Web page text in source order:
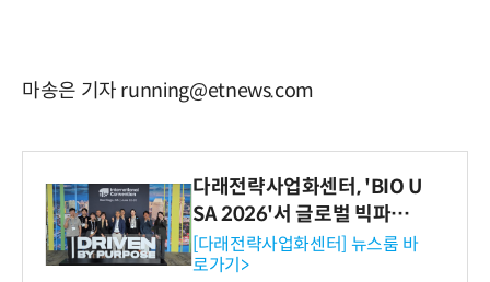
마송은 기자 running@etnews.com
다래전략사업화센터, 'BIO U
SA 2026'서 글로벌 빅파마
와의 비즈니스 미팅 지원…K
-바이오 해외 진출 교두보 확
[다래전략사업화센터] 뉴스룸 바
로가기>